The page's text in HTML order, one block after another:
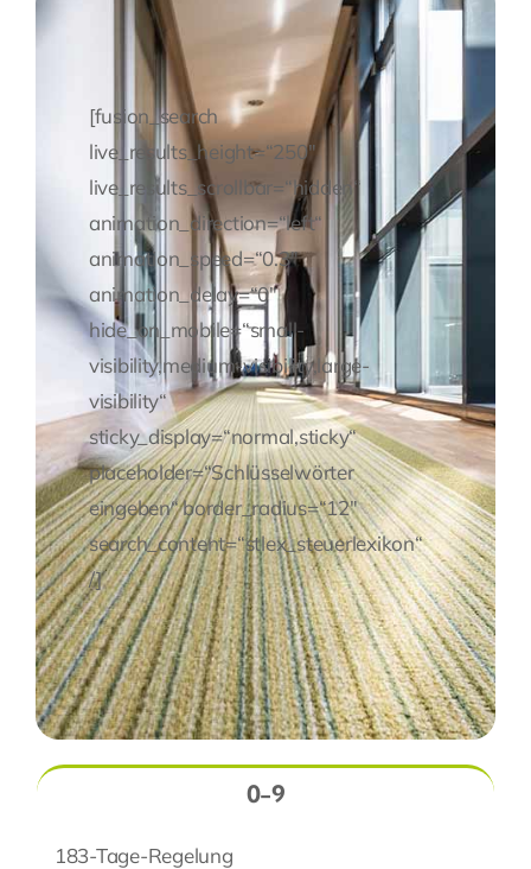
Fragen Sie Ihre Kanzlei
Kontakt[fusion_search
live_results_height=“250″
live_results_scrollbar=“hidden“
animation_direction=“left“
animation_speed=“0.3″
animation_delay=“0″
hide_on_mobile=“small-
visibility,medium-visibility,large-
visibility“
sticky_display=“normal,sticky“
placeholder=“Schlüsselwörter
eingeben“ border_radius=“12″
search_content=“stlex_steuerlexikon“
/]
0-9
183-Tage-Regelung